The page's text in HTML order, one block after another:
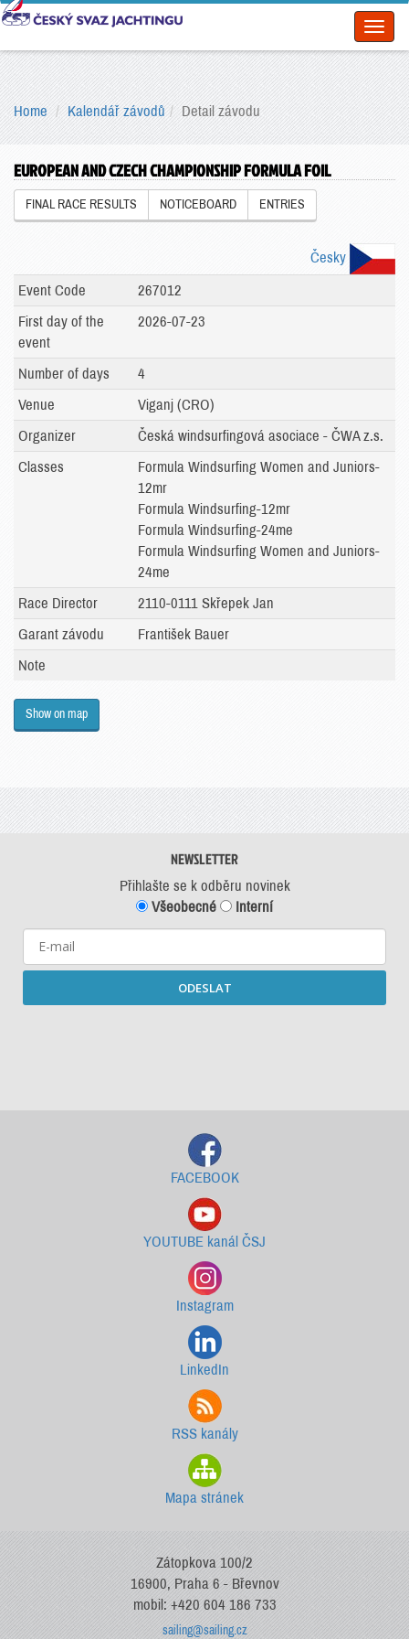
Home Kalendář závodů Detail závodu
EUROPEAN AND CZECH CHAMPIONSHIP FORMULA FOIL
FINAL RACE RESULTS NOTICEBOARD ENTRIES
Česky
Event Code
267012
First day of the
event
2026-07-23
Number of days
4
Venue
Viganj (CRO)
Organizer
Česká windsurfingová asociace - ČWA z.s.
Classes
Formula Windsurfing Women and Juniors-
12mr
Formula Windsurfing-12mr
Formula Windsurfing-24me
Formula Windsurfing Women and Juniors-
24me
Race Director
2110-0111 Skřepek Jan
Garant závodu
František Bauer
Note
Show on map
NEWSLETTER
Přihlašte se k odběru novinek
Všeobecné
Interní
ODESLAT
FACEBOOK
YOUTUBE kanál ČSJ
Instagram
LinkedIn
RSS kanály
Mapa stránek
Zátopkova 100/2
16900, Praha 6 - Břevnov
mobil: +420 604 186 733
sailing@sailing.cz